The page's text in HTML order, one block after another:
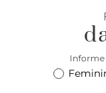
Informe